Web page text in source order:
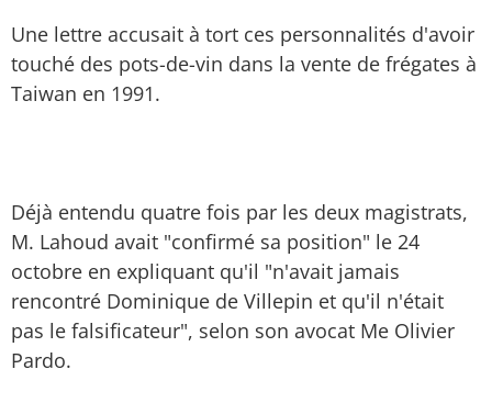
Une lettre accusait à tort ces personnalités d'avoir
touché des pots-de-vin dans la vente de frégates à
Taiwan en 1991.
Déjà entendu quatre fois par les deux magistrats,
M. Lahoud avait "confirmé sa position" le 24
octobre en expliquant qu'il "n'avait jamais
rencontré Dominique de Villepin et qu'il n'était
pas le falsificateur", selon son avocat Me Olivier
Pardo.